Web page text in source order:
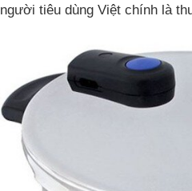
người tiêu dùng Việt chính là